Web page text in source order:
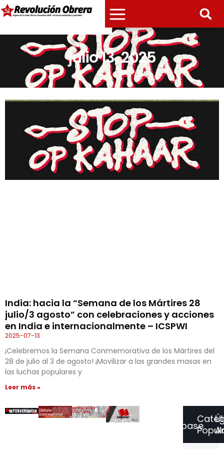
julio 13, 2025
India: hacia la “Semana de los Mártires 28
julio/3 agosto” con celebraciones y acciones
en India e internacionalmente – ICSPWI
2025-07-13
¡Celebremos la Semana Conmemorativa de los Mártires del
28 de julio al 3 de agosto! ¡Movilizar a las grandes masas en
las luchas populares y
Leer más »
Suscríbase